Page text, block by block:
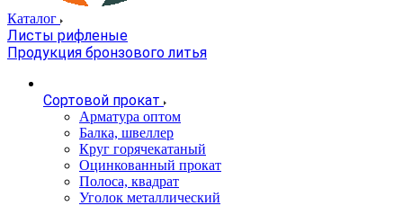
Каталог
Листы рифленые
Продукция бронзового литья
Сортовой прокат
Арматура оптом
Балка, швеллер
Круг горячекатаный
Оцинкованный прокат
Полоса, квадрат
Уголок металлический